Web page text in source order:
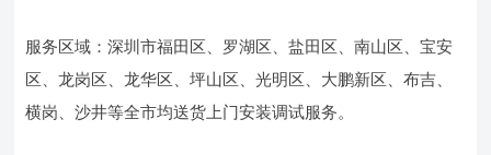
服务区域：深圳市福田区、罗湖区、盐田区、南山区、宝安
区、龙岗区、龙华区、坪山区、光明区、大鹏新区、布吉、
横岗、沙井等全市均送货上门安装调试服务。